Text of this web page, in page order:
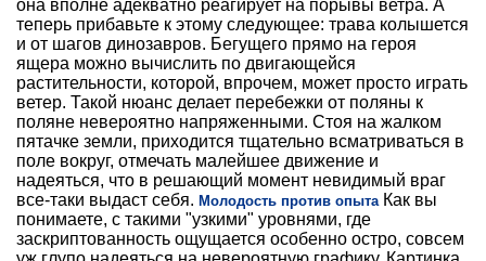
она вполне адекватно реагирует на порывы ветра. А
теперь прибавьте к этому следующее: трава колышется
и от шагов динозавров. Бегущего прямо на героя
ящера можно вычислить по двигающейся
растительности, которой, впрочем, может просто играть
ветер. Такой нюанс делает перебежки от поляны к
поляне невероятно напряженными. Стоя на жалком
пятачке земли, приходится тщательно всматриваться в
поле вокруг, отмечать малейшее движение и
надеяться, что в решающий момент невидимый враг
все-таки выдаст себя. Молодость против опыта Как вы
понимаете, с такими "узкими" уровнями, где
заскриптованность ощущается особенно остро, совсем